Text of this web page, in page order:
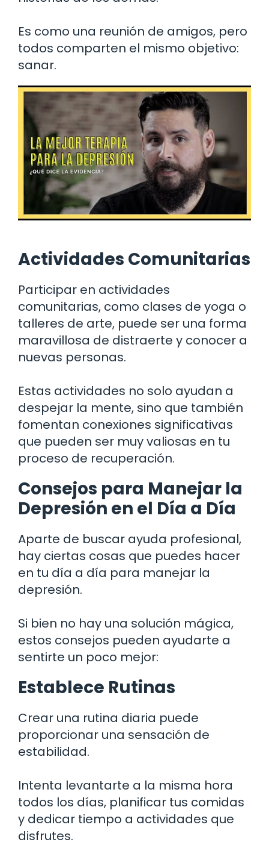
Es como una reunión de amigos, pero
todos comparten el mismo objetivo:
sanar.
Actividades Comunitarias
Participar en actividades
comunitarias, como clases de yoga o
talleres de arte, puede ser una forma
maravillosa de distraerte y conocer a
nuevas personas.
Estas actividades no solo ayudan a
despejar la mente, sino que también
fomentan conexiones significativas
que pueden ser muy valiosas en tu
proceso de recuperación.
Consejos para Manejar la
Depresión en el Día a Día
Aparte de buscar ayuda profesional,
hay ciertas cosas que puedes hacer
en tu día a día para manejar la
depresión.
Si bien no hay una solución mágica,
estos consejos pueden ayudarte a
sentirte un poco mejor:
Establece Rutinas
Crear una rutina diaria puede
proporcionar una sensación de
estabilidad.
Intenta levantarte a la misma hora
todos los días, planificar tus comidas
y dedicar tiempo a actividades que
disfrutes.